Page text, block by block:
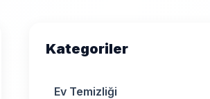
Kategoriler
Ev Temizliği